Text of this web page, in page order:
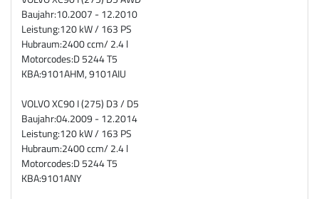
Baujahr:10.2007 - 12.2010
Leistung:120 kW / 163 PS
Hubraum:2400 ccm/ 2.4 l
Motorcodes:D 5244 T5
KBA:9101AHM, 9101AIU
VOLVO XC90 I (275) D3 / D5
Baujahr:04.2009 - 12.2014
Leistung:120 kW / 163 PS
Hubraum:2400 ccm/ 2.4 l
Motorcodes:D 5244 T5
KBA:9101ANY